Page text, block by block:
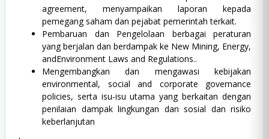
agreement, menyampaikan laporan kepada
pemegang saham dan pejabat pemerintah terkait.
Pembaruan dan Pengelolaan berbagai peraturan
yang berjalan dan berdampak ke New Mining, Energy,
andEnvironment Laws and Regulations..
Mengembangkan dan mengawasi kebijakan
environmental, social and corporate governance
policies, serta isu-isu utama yang berkaitan dengan
penilaian dampak lingkungan dan sosial dan risiko
keberlanjutan